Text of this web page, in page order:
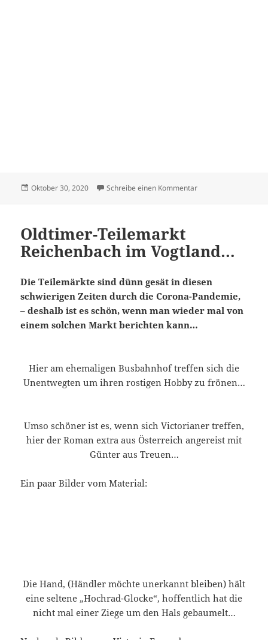
Veröffentlicht
Oktober 30, 2020 Schreibe einen Kommentarzu Victoria –
Oldtimer-Teilemarkt
Reichenbach im Vogtland…
Die Teilemärkte sind dünn gesät in diesen
schwierigen Zeiten durch die Corona-Pandemie,
– deshalb ist es schön, wenn man wieder mal von
einem solchen Markt berichten kann…
Hier am ehemaligen Busbahnhof treffen sich die
Unentwegten um ihren rostigen Hobby zu frönen…
Umso schöner ist es, wenn sich Victorianer treffen,
hier der Roman extra aus Österreich angereist mit
Günter aus Treuen…
Ein paar Bilder vom Material:
Die Hand, (Händler möchte unerkannt bleiben) hält
eine seltene „Hochrad-Glocke“, hoffentlich hat die
nicht mal einer Ziege um den Hals gebaumelt…